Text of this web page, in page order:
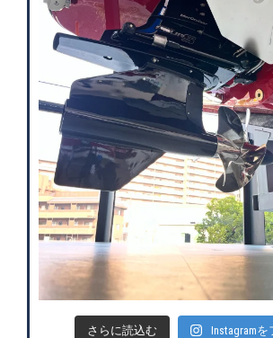
さらに読込む Instagram